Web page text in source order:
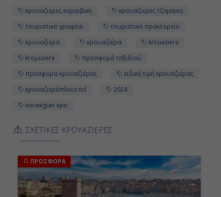
κρουαζιερες καραιβικη
κρουαζιερες τζαμαικα
τουριστικό γραφείο
τουριστικό πρακτορείο
κρουαζιερα
κρουαζιέρα
krouaziera
kroyaziera
προσφορά ταξιδιού
προσφορά κρουαζιέρας
ειδική τιμή κρουαζιέρας
κρουαζιερόπλοια ncl
2024
norwegian epic
ΣΧΕΤΙΚΕΣ ΚΡΟΥΑΖΙΕΡΕΣ
ΠΡΟΣΦΟΡΑ